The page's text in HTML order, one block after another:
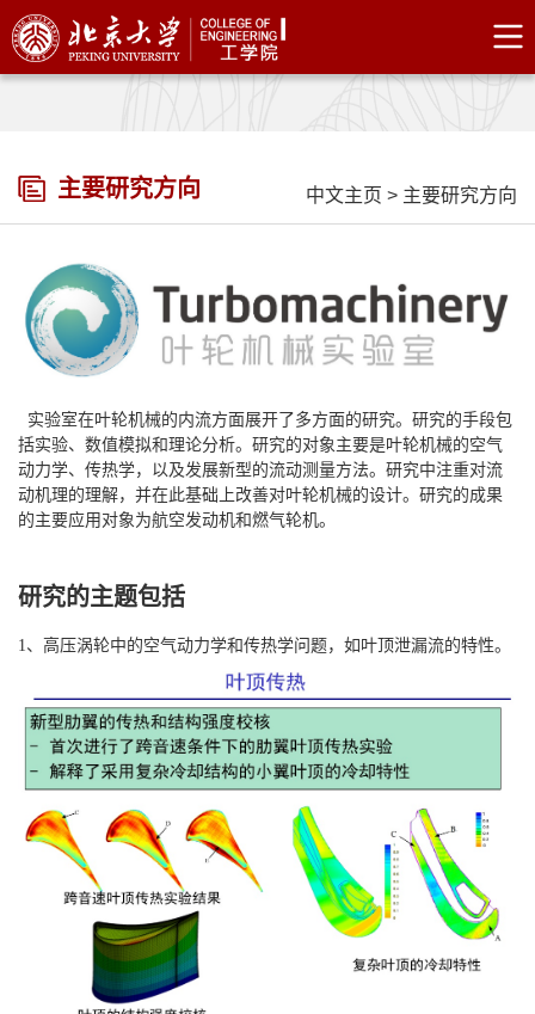
主要研究方向 中文主页 > 主要研究方向
实验室在叶轮机械的内流方面展开了多方面的研究。研究的手段包
括实验、数值模拟和理论分析。研究的对象主要是叶轮机械的空气
动力学、传热学，以及发展新型的流动测量方法。研究中注重对流
动机理的理解，并在此基础上改善对叶轮机械的设计。研究的成果
的主要应用对象为航空发动机和燃气轮机。
研究的主题包括
1、高压涡轮中的空气动力学和传热学问题，如叶顶泄漏流的特性。